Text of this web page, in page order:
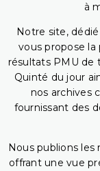
à
Notre site,
vous propose
résultats PMU de
Quinté du jour
nos archives
fournissant des
Nous publions
offrant une vue